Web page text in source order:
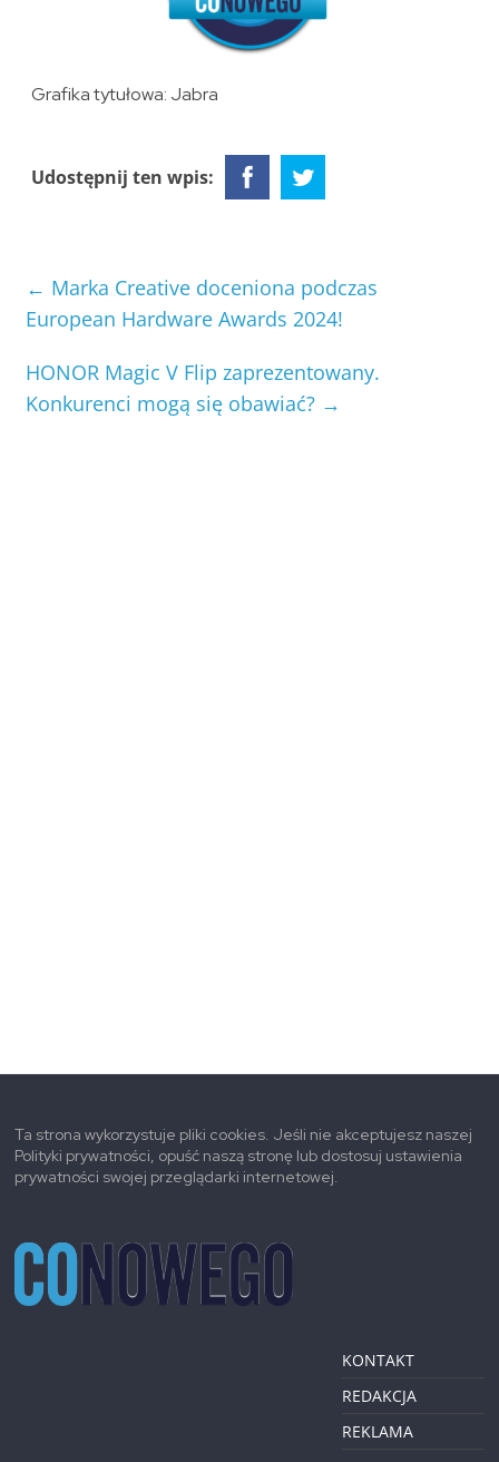
Grafika tytułowa: Jabra
Udostępnij ten wpis:
← Marka Creative doceniona podczas
European Hardware Awards 2024!
HONOR Magic V Flip zaprezentowany.
Konkurenci mogą się obawiać? →
Ta strona wykorzystuje pliki cookies. Jeśli nie akceptujesz naszej
Polityki prywatności, opuść naszą stronę lub dostosuj ustawienia
prywatności swojej przeglądarki internetowej.
KONTAKT
REDAKCJA
REKLAMA